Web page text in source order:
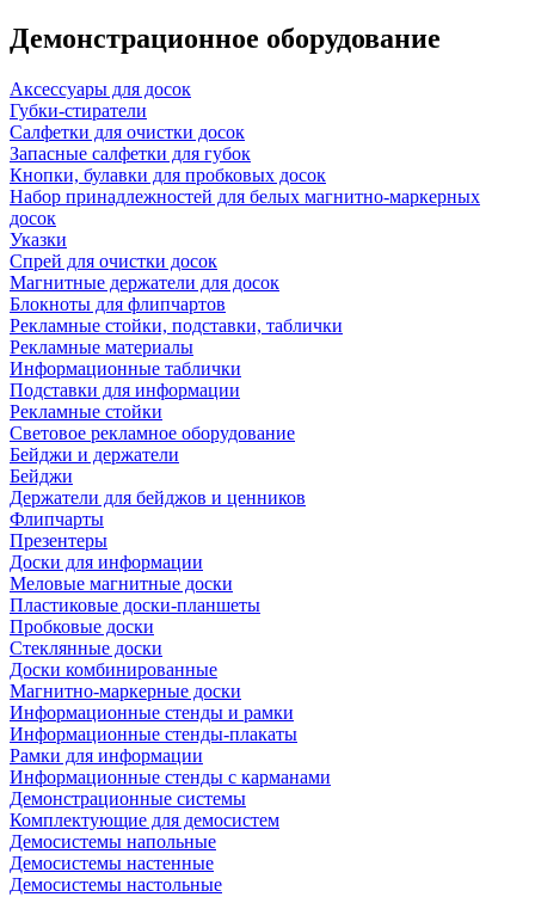
Демонстрационное оборудование
Аксессуары для досок
Губки-стиратели
Салфетки для очистки досок
Запасные салфетки для губок
Кнопки, булавки для пробковых досок
Набор принадлежностей для белых магнитно-маркерных
досок
Указки
Спрей для очистки досок
Магнитные держатели для досок
Блокноты для флипчартов
Рекламные стойки, подставки, таблички
Рекламные материалы
Информационные таблички
Подставки для информации
Рекламные стойки
Световое рекламное оборудование
Бейджи и держатели
Бейджи
Держатели для бейджов и ценников
Флипчарты
Презентеры
Доски для информации
Меловые магнитные доски
Пластиковые доски-планшеты
Пробковые доски
Стеклянные доски
Доски комбинированные
Магнитно-маркерные доски
Информационные стенды и рамки
Информационные стенды-плакаты
Рамки для информации
Информационные стенды с карманами
Демонстрационные системы
Комплектующие для демосистем
Демосистемы напольные
Демосистемы настенные
Демосистемы настольные